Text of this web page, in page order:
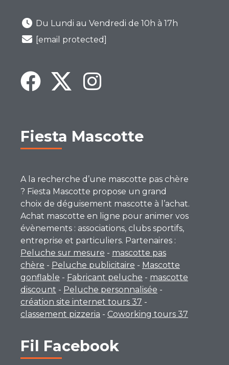
Du Lundi au Vendredi de 10h à 17h
[email protected]
Fiesta Mascotte
A la recherche d’une mascotte pas chère
? Fiesta Mascotte propose un grand
choix de déguisement mascotte à l’achat.
Achat mascotte en ligne pour animer vos
évènements : associations, clubs sportifs,
entreprise et particuliers. Partenaires :
Peluche sur mesure - mascotte pas
chère - Peluche publicitaire - Mascotte
gonflable - Fabricant peluche - mascotte
discount - Peluche personnalisée -
création site internet tours 37 -
classement pizzeria - Coworking tours 37
Fil Facebook